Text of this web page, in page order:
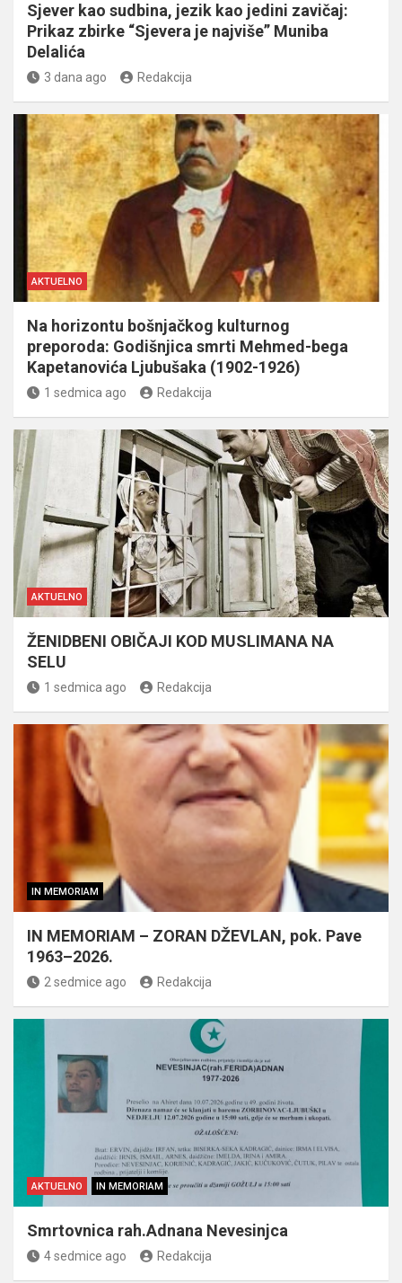
Sjever kao sudbina, jezik kao jedini zavičaj:
Prikaz zbirke “Sjevera je najviše” Muniba
Delalića
3 dana ago Redakcija
AKTUELNO
Na horizontu bošnjačkog kulturnog
preporoda: Godišnjica smrti Mehmed-bega
Kapetanovića Ljubušaka (1902-1926)
1 sedmica ago Redakcija
AKTUELNO
ŽENIDBENI OBIČAJI KOD MUSLIMANA NA
SELU
1 sedmica ago Redakcija
IN MEMORIAM
IN MEMORIAM – ZORAN DŽEVLAN, pok. Pave
1963–2026.
2 sedmice ago Redakcija
AKTUELNO IN MEMORIAM
Smrtovnica rah.Adnana Nevesinjca
4 sedmice ago Redakcija